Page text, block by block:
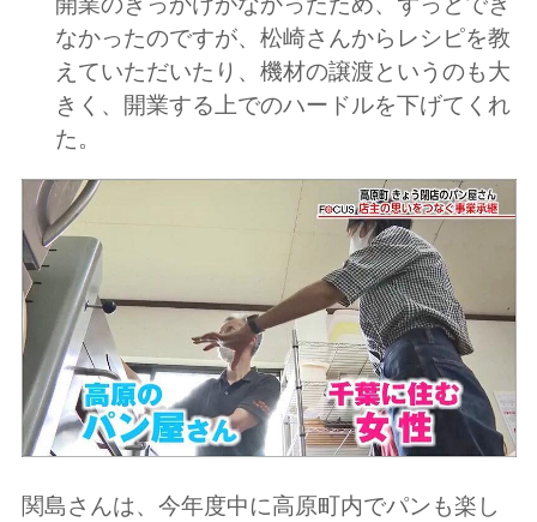
なかったのですが、松崎さんからレシピを教
えていただいたり、機材の譲渡というのも大
きく、開業する上でのハードルを下げてくれ
た。
関島さんは、今年度中に高原町内でパンも楽し